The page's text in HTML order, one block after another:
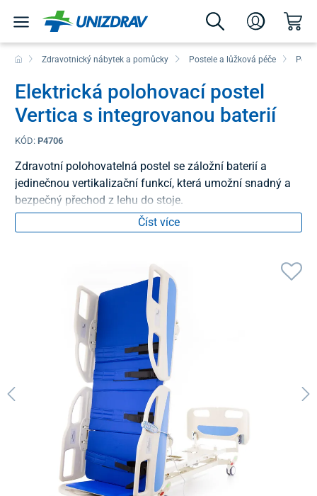
Zdravotnický nábytek a pomůcky Postele a lůžková péče
Elektrická polohovací postel
Vertica s integrovanou baterií
KÓD: P4706
Zdravotní polohovatelná postel se záložní baterií a
jedinečnou vertikalizační funkcí, která umožní snadný a
bezpečný přechod z lehu do stoje.
Číst více